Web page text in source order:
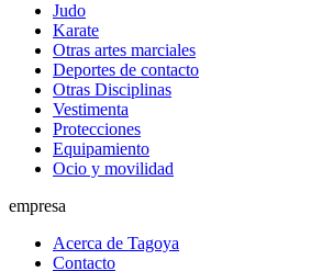
Judo
Karate
Otras artes marciales
Deportes de contacto
Otras Disciplinas
Vestimenta
Protecciones
Equipamiento
Ocio y movilidad
empresa
Acerca de Tagoya
Contacto